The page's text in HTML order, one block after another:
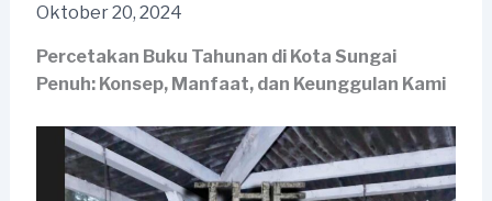
Oktober 20, 2024
Percetakan Buku Tahunan di Kota Sungai
Penuh: Konsep, Manfaat, dan Keunggulan Kami